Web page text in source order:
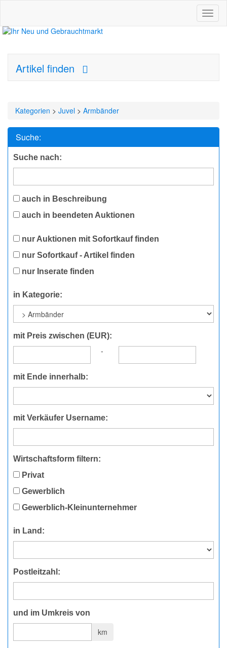
Artikel finden
Kategorien > Juvel > Armbänder
Suche:
Suche nach:
auch in Beschreibung
auch in beendeten Auktionen
nur Auktionen mit Sofortkauf finden
nur Sofortkauf - Artikel finden
nur Inserate finden
in Kategorie:
mit Preis zwischen (EUR):
-
mit Ende innerhalb:
mit Verkäufer Username:
Wirtschaftsform filtern:
Privat
Gewerblich
Gewerblich-Kleinunternehmer
in Land:
Postleitzahl:
und im Umkreis von
km